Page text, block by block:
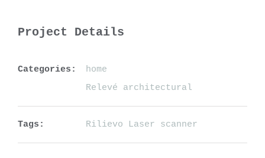
Project Details
Categories:
home
Relevé architectural
Tags: Rilievo Laser scanner